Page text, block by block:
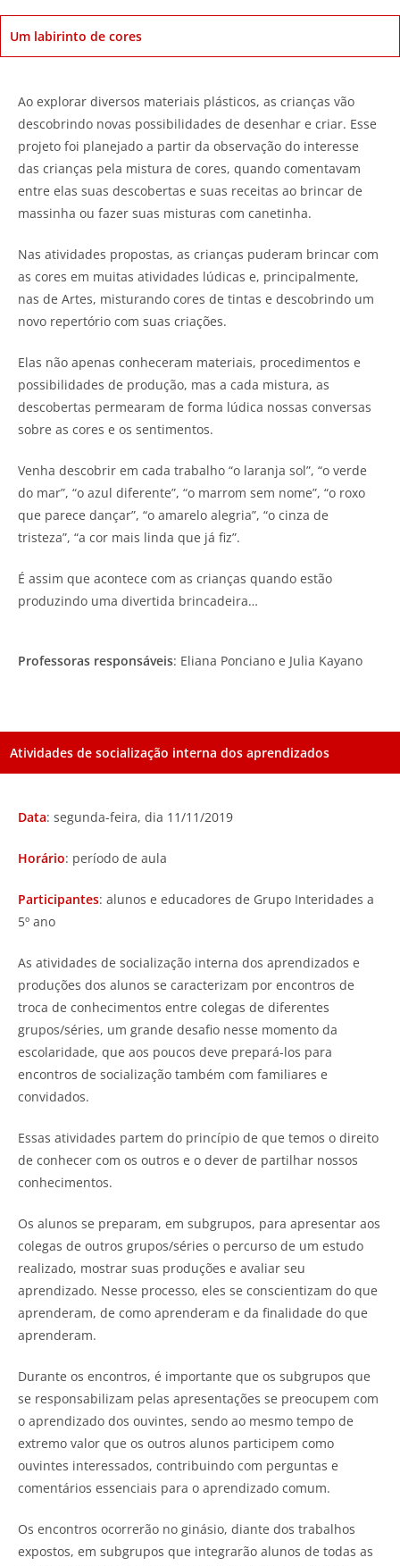
Um labirinto de cores
Ao explorar diversos materiais plásticos, as crianças vão
descobrindo novas possibilidades de desenhar e criar. Esse
projeto foi planejado a partir da observação do interesse
das crianças pela mistura de cores, quando comentavam
entre elas suas descobertas e suas receitas ao brincar de
massinha ou fazer suas misturas com canetinha.
Nas atividades propostas, as crianças puderam brincar com
as cores em muitas atividades lúdicas e, principalmente,
nas de Artes, misturando cores de tintas e descobrindo um
novo repertório com suas criações.
Elas não apenas conheceram materiais, procedimentos e
possibilidades de produção, mas a cada mistura, as
descobertas permearam de forma lúdica nossas conversas
sobre as cores e os sentimentos.
Venha descobrir em cada trabalho “o laranja sol”, “o verde
do mar”, “o azul diferente”, “o marrom sem nome”, “o roxo
que parece dançar”, “o amarelo alegria”, “o cinza de
tristeza”, “a cor mais linda que já fiz”.
É assim que acontece com as crianças quando estão
produzindo uma divertida brincadeira…
Professoras responsáveis: Eliana Ponciano e Julia Kayano
Atividades de socialização interna dos aprendizados
Data: segunda-feira, dia 11/11/2019
Horário: período de aula
Participantes: alunos e educadores de Grupo Interidades a
5º ano
As atividades de socialização interna dos aprendizados e
produções dos alunos se caracterizam por encontros de
troca de conhecimentos entre colegas de diferentes
grupos/séries, um grande desafio nesse momento da
escolaridade, que aos poucos deve prepará-los para
encontros de socialização também com familiares e
convidados.
Essas atividades partem do princípio de que temos o direito
de conhecer com os outros e o dever de partilhar nossos
conhecimentos.
Os alunos se preparam, em subgrupos, para apresentar aos
colegas de outros grupos/séries o percurso de um estudo
realizado, mostrar suas produções e avaliar seu
aprendizado. Nesse processo, eles se conscientizam do que
aprenderam, de como aprenderam e da finalidade do que
aprenderam.
Durante os encontros, é importante que os subgrupos que
se responsabilizam pelas apresentações se preocupem com
o aprendizado dos ouvintes, sendo ao mesmo tempo de
extremo valor que os outros alunos participem como
ouvintes interessados, contribuindo com perguntas e
comentários essenciais para o aprendizado comum.
Os encontros ocorrerão no ginásio, diante dos trabalhos
expostos, em subgrupos que integrarão alunos de todas as